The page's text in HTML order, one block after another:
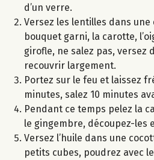
d’un verre.
Versez les lentilles dans une
bouquet garni, la carotte,
girofle, ne salez pas, versez
recouvrir largement.
Portez sur le feu et laissez
minutes, salez 10 minutes
Pendant ce temps pelez la
le gingembre, découpez-les
Versez l’huile dans une
petits cubes, poudrez avec